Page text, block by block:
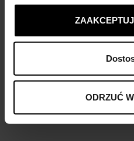
ustawienia prywatności.
ODRZUĆ
Produkt partnerskiMoliera2
Opis produktu
Materiał